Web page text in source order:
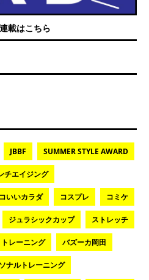
載はこちら
JBBF SUMMER STYLE AWARD
チエイジング
いいカラダ コスプレ コミケ
ジュラシックカップ ストレッチ
トレーニング バズーカ岡田
ナルトレーニング